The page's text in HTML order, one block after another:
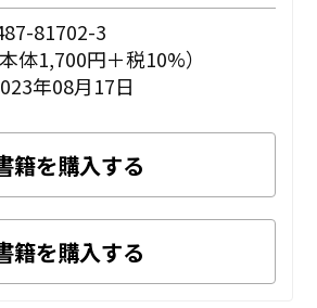
81702-3
体1,700円＋税10%）
年08月17日
籍を購入する
籍を購入する